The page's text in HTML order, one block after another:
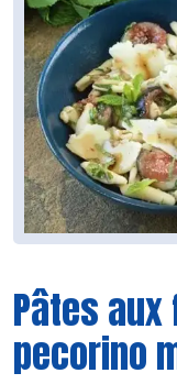
Pâtes
pecorino